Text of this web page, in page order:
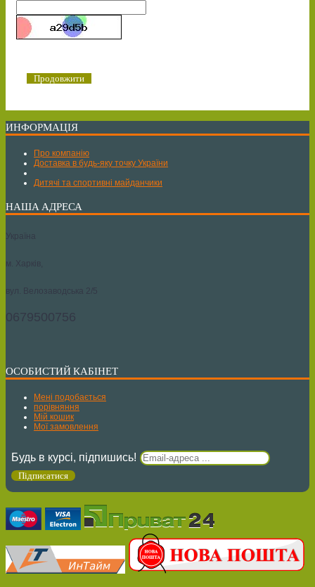
Продовжити
ИНФОРМАЦІЯ
Про компанію
Доставка в будь-яку точку України
Дитячі та спортивні майданчики
НАША АДРЕСА
Україна
м. Харків,
вул. Велозаводська 2/5
0679500756
ОСОБИСТИЙ КАБІНЕТ
Мені подобається
порівняння
Мій кошик
Мої замовлення
Будь в курсі, підпишись!
Підписатися